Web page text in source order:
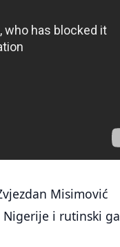
Misimović
Nigerije i rutinski ga